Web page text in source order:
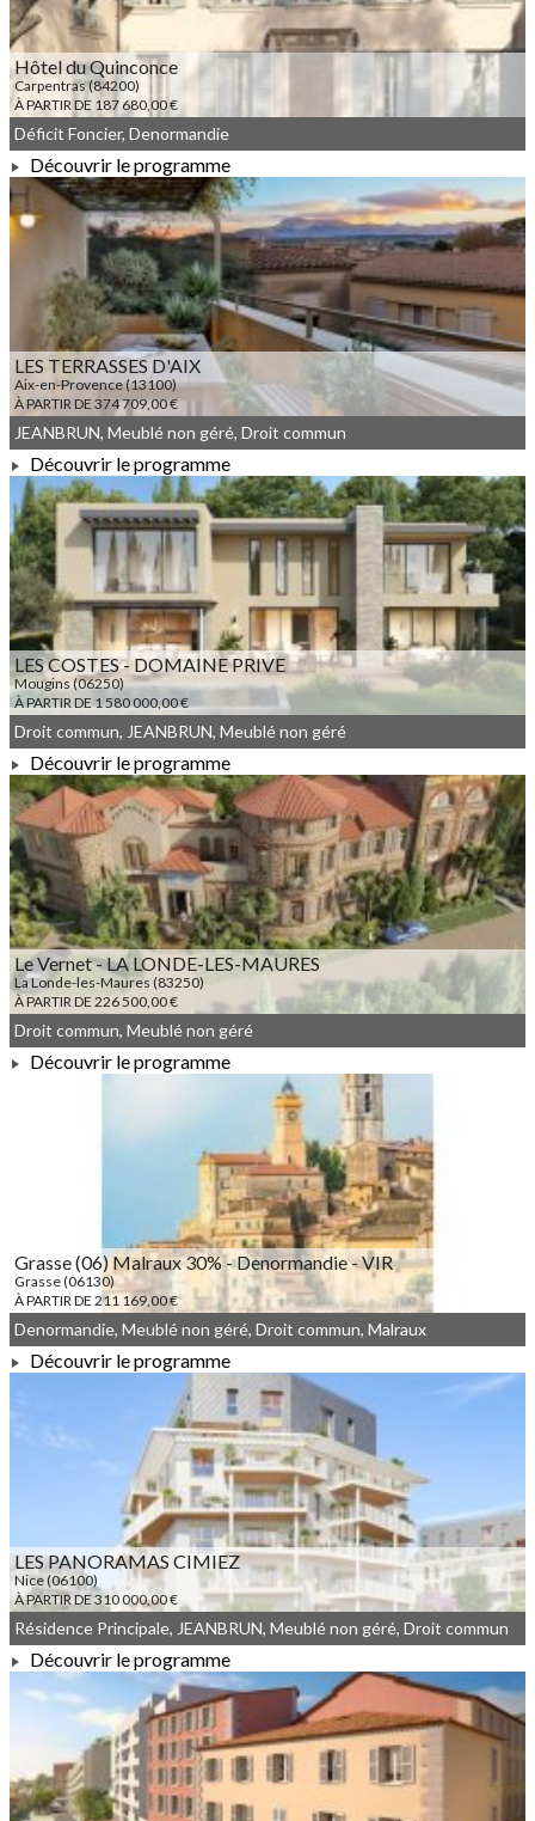
Hôtel du Quinconce
Carpentras (84200)
À PARTIR DE 187 680,00 €
À PARTIR DE 187 680,00 €
Déficit Foncier, Denormandie
Découvrir le programme
LES TERRASSES D'AIX
Aix-en-Provence (13100)
À PARTIR DE 374 709,00 €
À PARTIR DE 374 709,00 €
JEANBRUN, Meublé non géré, Droit commun
Découvrir le programme
LES COSTES - DOMAINE PRIVE
Mougins (06250)
À PARTIR DE 1 580 000,00 €
À PARTIR DE 1 580 000,00 €
Droit commun, JEANBRUN, Meublé non géré
Découvrir le programme
Le Vernet - LA LONDE-LES-MAURES
La Londe-les-Maures (83250)
À PARTIR DE 226 500,00 €
À PARTIR DE 226 500,00 €
Droit commun, Meublé non géré
Découvrir le programme
Grasse (06) Malraux 30% - Denormandie - VIR
Grasse (06130)
À PARTIR DE 211 169,00 €
À PARTIR DE 211 169,00 €
Denormandie, Meublé non géré, Droit commun, Malraux
Découvrir le programme
LES PANORAMAS CIMIEZ
Nice (06100)
À PARTIR DE 310 000,00 €
À PARTIR DE 310 000,00 €
Résidence Principale, JEANBRUN, Meublé non géré, Droit commun
Découvrir le programme